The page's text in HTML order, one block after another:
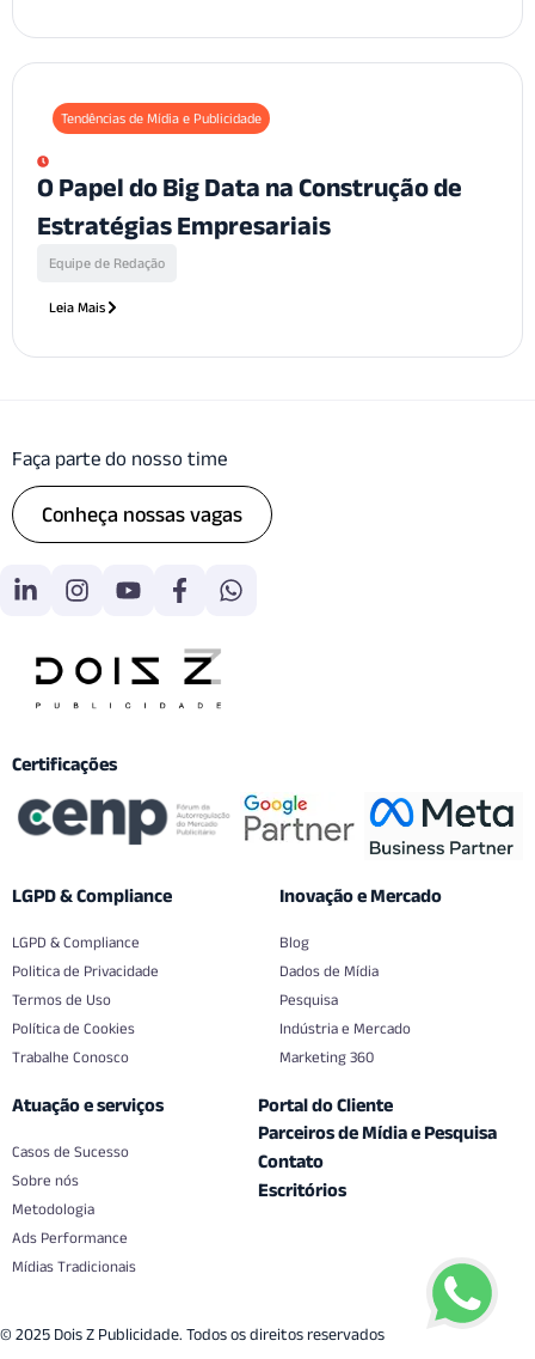
Tendências de Mídia e Publicidade
O Papel do Big Data na Construção de
Estratégias Empresariais
Equipe de Redação
Leia Mais
Faça parte do nosso time
Conheça nossas vagas
Certificações
LGPD & Compliance
LGPD & Compliance
Politica de Privacidade
Termos de Uso
Política de Cookies
Trabalhe Conosco
Inovação e Mercado
Blog
Dados de Mídia
Pesquisa
Indústria e Mercado
Marketing 360
Atuação e serviços
Casos de Sucesso
Sobre nós
Metodologia
Ads Performance
Mídias Tradicionais
Portal do Cliente
Parceiros de Mídia e Pesquisa
Contato
Escritórios
© 2025 Dois Z Publicidade. Todos os direitos reservados